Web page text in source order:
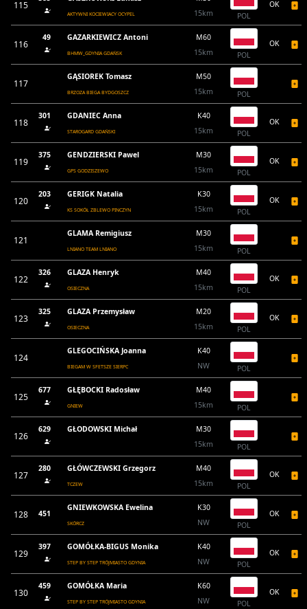
115
AKTYWNI KOCIEWIACY OCYPEL
15km
POL
OK
116
49 GAZARKIEWICZ Antoni
BHMW_GDYNIA GDAŃSK
M60
15km
POL
OK
117
GĄSIOREK Tomasz
BRZOZA BIEGA BYDGOSZCZ
M50
15km
POL
118
301 GDANIEC Anna
STAROGARD GDAŃSKI
K40
15km
POL
OK
119
375 GENDZIERSKI Pawel
GPS GODZISZEWO
M30
15km
POL
OK
120
203 GERIGK Natalia
KS SOKÓŁ ZBLEWO PINCZYN
K30
15km
POL
OK
121
GLAMA Remigiusz
LNIANO TEAM LNIANO
M30
15km
POL
122
326 GLAZA Henryk
OSIECZNA
M40
15km
POL
OK
123
325 GLAZA Przemysław
OSIECZNA
M20
15km
POL
OK
124
GLEGOCIŃSKA Joanna
BIEGAM W SFETSZE SIERPC
K40
NW
POL
125
677 GŁĘBOCKI Radosław
GNIEW
M40
15km
POL
126
629 GŁODOWSKI Michał
M30
15km
POL
127
280 GŁÓWCZEWSKI Grzegorz
TCZEW
M40
15km
POL
OK
128 451
GNIEWKOWSKA Ewelina
SKÓRCZ
K30
NW
POL
OK
129
397 GOMÓŁKA-BIGUS Monika
STEP BY STEP TRÓJMIASTO GDYNIA
K40
NW
POL
OK
130
459 GOMÓŁKA Maria
STEP BY STEP TRÓJMIASTO GDYNIA
K60
NW
POL
OK